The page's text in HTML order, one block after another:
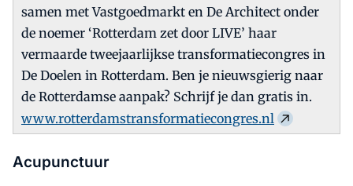
samen met Vastgoedmarkt en De Architect onder
de noemer ‘Rotterdam zet door LIVE’ haar
vermaarde tweejaarlijkse transformatiecongres in
De Doelen in Rotterdam. Ben je nieuwsgierig naar
de Rotterdamse aanpak? Schrijf je dan gratis in.
www.rotterdamstransformatiecongres.nl
Acupunctuur